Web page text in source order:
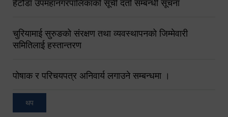
हेटौंडा उपमहानगरपालिकाको सूची दर्ता सम्बन्धी सूचना
चुरियामाई सुरुङको संरक्षण तथा व्यवस्थापनको जिम्मेवारी
समितिलाई हस्तान्तरण
पोषाक र परिचयपत्र अनिवार्य लगाउने सम्बन्धमा ।
थप